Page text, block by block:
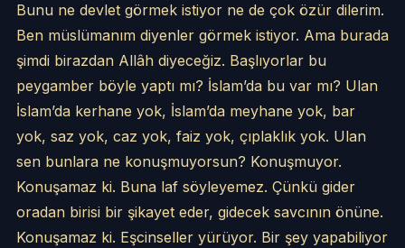
Bunu ne devlet görmek istiyor ne de çok özür dilerim.
Ben müslümanım diyenler görmek istiyor. Ama burada
şimdi birazdan Allâh diyeceğiz. Başlıyorlar bu
peygamber böyle yaptı mı? İslam’da bu var mı? Ulan
İslam’da kerhane yok, İslam’da meyhane yok, bar
yok, saz yok, caz yok, faiz yok, çıplaklık yok. Ulan
sen bunlara ne konuşmuyorsun? Konuşmuyor.
Konuşamaz ki. Buna laf söyleyemez. Çünkü gider
oradan birisi bir şikayet eder, gidecek savcının önüne.
Konuşamaz ki. Eşcinseller yürüyor. Bir şey yapabiliyor